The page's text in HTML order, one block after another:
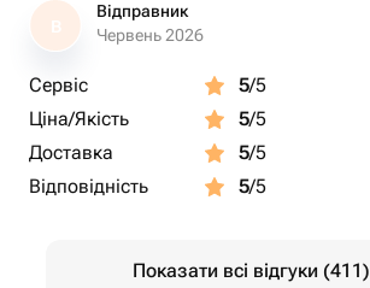
В
Відправник
Червень 2026
Сервіс 5/5
Ціна/Якість
5/5
Доставка
5/5
Відповідність
5/5
Показати всі відгуки (411)